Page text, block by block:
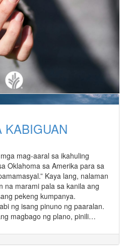
KABIGUAN
mag-aaral sa ikahuling
Oklahoma sa Amerika para sa
Kaya lang, nalaman
na marami pala sa kanila ang
pekeng kumpanya.
ng isang pinuno ng paaralan.
magbago ng plano, pinili…